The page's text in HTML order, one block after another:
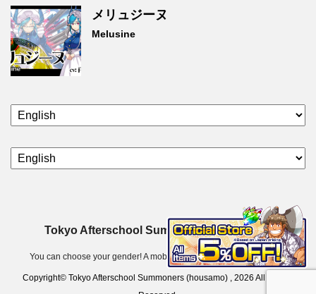
メリュジーヌ
Melusine
Tokyo Afterschool Summoners (housamo)
You can choose your gender! A mobile game app for iOS & Android.
Copyright© Tokyo Afterschool Summoners (housamo) , 2026 All Rights